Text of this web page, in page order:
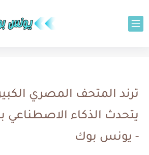
ترند المتحف المصري
يتحدث الذكاء الاصطناعي
- يونس بوك